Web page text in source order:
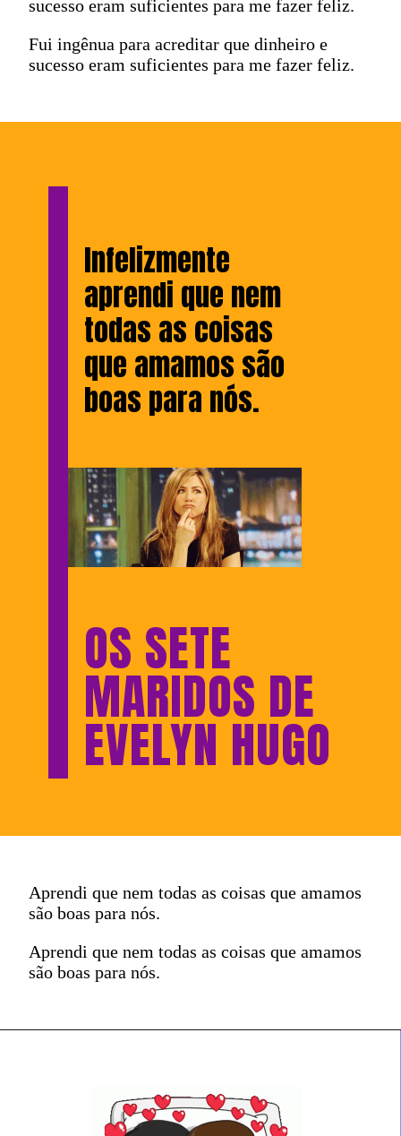
sucesso eram suficientes para me fazer feliz.
Fui ingênua para acreditar que dinheiro e
sucesso eram suficientes para me fazer feliz.
Infelizmente
aprendi que nem
todas as coisas
que amamos são
boas para nós.
OS SETE
MARIDOS DE
EVELYN HUGO
Aprendi que nem todas as coisas que amamos
são boas para nós.
Aprendi que nem todas as coisas que amamos
são boas para nós.